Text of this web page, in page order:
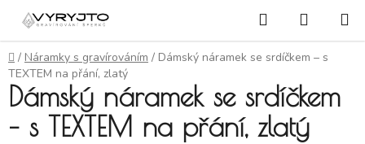
Přejít na obsah Hledat
Domů
/ Náramky s gravírováním / Dámský náramek se srdíčkem – s
TEXTEM na přání, zlatý
Dámský náramek se srdíčkem
– s TEXTEM na přání, zlatý